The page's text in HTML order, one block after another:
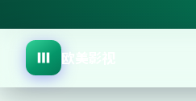
欧美影视